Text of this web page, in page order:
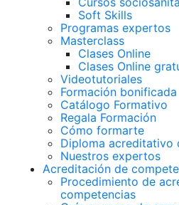
Soft Skills
Programas expertos
Masterclass
Clases Online
Clases Online
Videotutoriales
Formación bonificada
Catálogo Formativo
Regala Formación
Cómo formarte
Diploma acreditativo
Nuestros expertos
Acreditación de
Procedimiento de
competencias